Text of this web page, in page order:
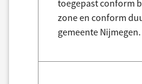
toegepast conform
zone en conform
gemeente Nijmegen.